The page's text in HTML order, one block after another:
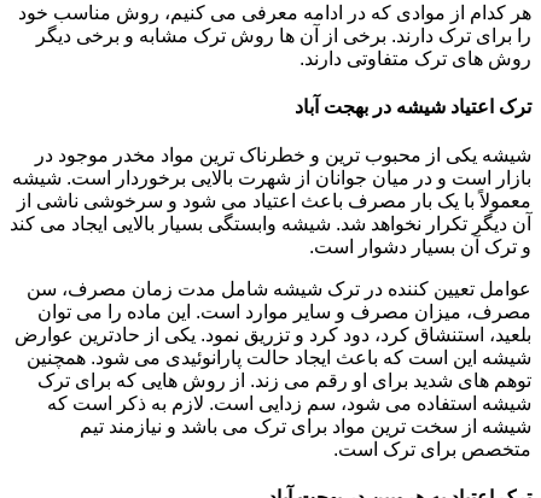
هر کدام از موادی که در ادامه معرفی می کنیم، روش مناسب خود
را برای ترک دارند. برخی از آن ها روش ترک مشابه و برخی دیگر
روش های ترک متفاوتی دارند.
ترک اعتیاد شیشه در بهجت آباد
شیشه یکی از محبوب ترین و خطرناک ترین مواد مخدر موجود در
بازار است و در میان جوانان از شهرت بالایی برخوردار است. شیشه
معمولاً با یک بار مصرف باعث اعتیاد می شود و سرخوشی ناشی از
آن دیگر تکرار نخواهد شد. شیشه وابستگی بسیار بالایی ایجاد می کند
و ترک آن بسیار دشوار است.
عوامل تعیین کننده در ترک شیشه شامل مدت زمان مصرف، سن
مصرف، میزان مصرف و سایر موارد است. این ماده را می توان
بلعید، استنشاق کرد، دود کرد و تزریق نمود. یکی از حادترین عوارض
شیشه این است که باعث ایجاد حالت پارانوئیدی می شود. همچنین
توهم های شدید برای او رقم می زند. از روش هایی که برای ترک
شیشه استفاده می شود، سم زدایی است. لازم به ذکر است که
شیشه از سخت ترین مواد برای ترک می باشد و نیازمند تیم
متخصص برای ترک است.